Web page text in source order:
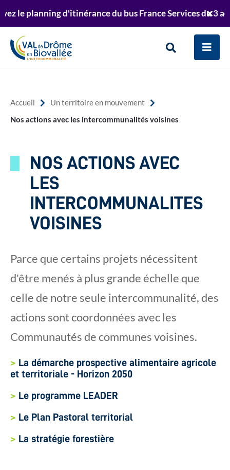
Aller à la recherche
Retrouvez le planning de passage de la
le planning d'itinérance du bus France Services du 3
Rechercher
Accueil Un territoire en mouvement
Nos actions avec les intercommunalités voisines
NOS ACTIONS AVEC
LES
INTERCOMMUNALITES
VOISINES
Parce que certains projets nécessitent
d'être menés à plus grande échelle que
celle de notre seule intercommunalité, des
actions sont coordonnées avec les
Communautés de communes voisines.
> La démarche prospective alimentaire agricole
et territoriale - Horizon 2050
> Le programme LEADER
> Le Plan Pastoral territorial
> La stratégie forestière